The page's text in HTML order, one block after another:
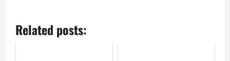
Related posts: